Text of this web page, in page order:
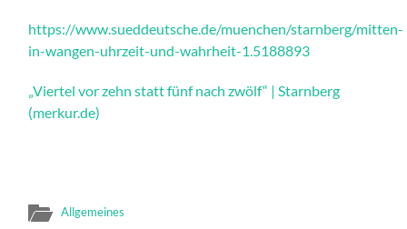
https://www.sueddeutsche.de/muenchen/starnberg/mitten-
in-wangen-uhrzeit-und-wahrheit-1.5188893
„Viertel vor zehn statt fünf nach zwölf“ | Starnberg
(merkur.de)
Allgemeines